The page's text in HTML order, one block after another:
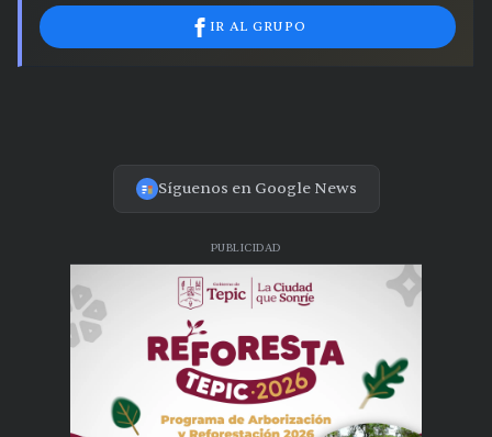
IR AL GRUPO
Síguenos en Google News
PUBLICIDAD